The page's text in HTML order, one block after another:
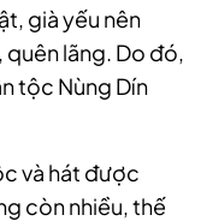
già yếu nên
lãng. Do đó,
tộc Nùng Dín
và hát được
còn nhiều, thế